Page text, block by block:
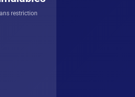
restriction